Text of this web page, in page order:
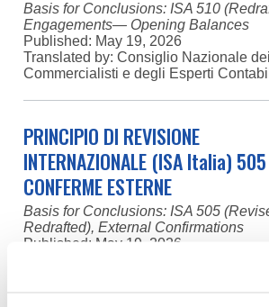
Basis for Conclusions: ISA 510
Engagements— Opening Balances
Published: May 19, 2026
Translated by: Consiglio Nazionale
Commercialisti e degli Esperti
PRINCIPIO DI REVISIONE
INTERNAZIONALE (ISA Italia) 505
CONFERME ESTERNE
Basis for Conclusions: ISA 505
Redrafted), External Confirmations
Published: May 19, 2026
Translated by: Consiglio Nazionale